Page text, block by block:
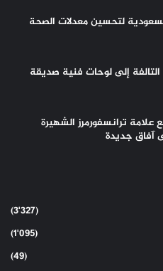
لتحسين معدلات الصحة
إلى لوحات فنية صديقة
ترانسفورمرز الشهيرة
آفاق جديدة
(3٬327)
(1٬095)
(49)